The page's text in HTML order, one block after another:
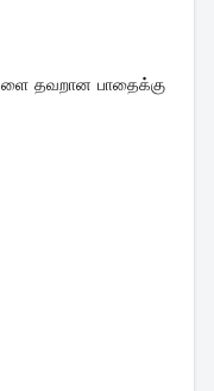
தவறான பாதைக்கு